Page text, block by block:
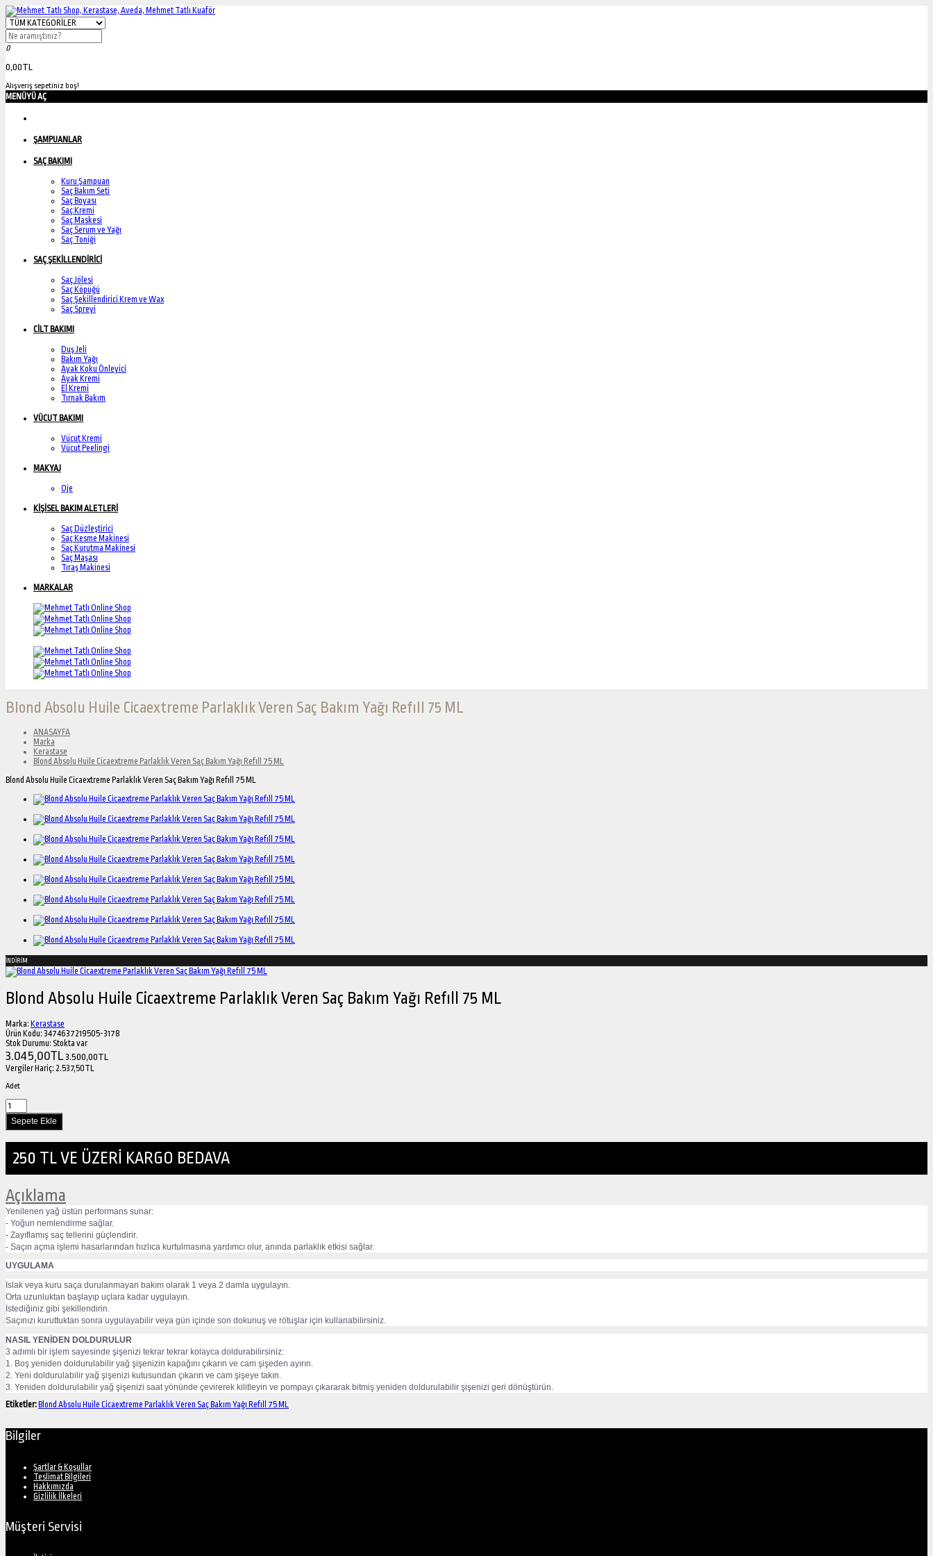
0
0,00TL
Alışveriş sepetiniz boş!
MENÜYÜ AÇ
ŞAMPUANLAR
SAÇ BAKIMI
Kuru Şampuan
Saç Bakım Seti
Saç Boyası
Saç Kremi
Saç Maskesi
Saç Serum ve Yağı
Saç Toniği
SAÇ ŞEKİLLENDİRİCİ
Saç Jölesi
Saç Köpüğü
Saç Şekillendirici Krem ve Wax
Saç Spreyi
CİLT BAKIMI
Duş Jeli
Bakım Yağı
Ayak Koku Önleyici
Ayak Kremi
El Kremi
Tırnak Bakım
VÜCUT BAKIMI
Vücut Kremi
Vücut Peelingi
MAKYAJ
Oje
KİŞİSEL BAKIM ALETLERİ
Saç Düzleştirici
Saç Kesme Makinesi
Saç Kurutma Makinesi
Saç Maşası
Tıraş Makinesi
MARKALAR
Blond Absolu Huile Cicaextreme Parlaklık Veren Saç Bakım Yağı Refıll 75 ML
ANASAYFA
Marka
Kerastase
Blond Absolu Huile Cicaextreme Parlaklık Veren Saç Bakım Yağı Refıll 75 ML
Blond Absolu Huile Cicaextreme Parlaklık Veren Saç Bakım Yağı Refıll 75 ML
İNDİRİM
Blond Absolu Huile Cicaextreme Parlaklık Veren Saç Bakım Yağı Refıll 75 ML
Marka: Kerastase
Ürün Kodu: 3474637219505-3178
Stok Durumu: Stokta var
3.045,00TL 3.500,00TL
Vergiler Hariç: 2.537,50TL
Adet
250 TL VE ÜZERİ KARGO BEDAVA
Açıklama
Yenilenen yağ üstün performans sunar:
- Yoğun nemlendirme sağlar.
- Zayıflamış saç tellerini güçlendirir.
- Saçın açma işlemi hasarlarından hızlıca kurtulmasına yardımcı olur, anında parlaklık etkisi sağlar.
UYGULAMA
Islak veya kuru saça durulanmayan bakım olarak 1 veya 2 damla uygulayın.
Orta uzunluktan başlayıp uçlara kadar uygulayın.
İstediğiniz gibi şekillendirin.
Saçınızı kuruttuktan sonra uygulayabilir veya gün içinde son dokunuş ve rötuşlar için kullanabilirsiniz.
NASIL YENİDEN DOLDURULUR
3 adımlı bir işlem sayesinde şişenizi tekrar tekrar kolayca doldurabilirsiniz:
1. Boş yeniden doldurulabilir yağ şişenizin kapağını çıkarın ve cam şişeden ayırın.
2. Yeni doldurulabilir yağ şişenizi kutusundan çıkarın ve cam şişeye takın.
3. Yeniden doldurulabilir yağ şişenizi saat yönünde çevirerek kilitleyin ve pompayı çıkararak bitmiş yeniden doldurulabilir şişenizi geri dönüştürün.
Etiketler: Blond Absolu Huile Cicaextreme Parlaklık Veren Saç Bakım Yağı Refıll 75 ML
Bilgiler
Şartlar & Koşullar
Teslimat Bilgileri
Hakkımızda
Gizlilik İlkeleri
Müşteri Servisi